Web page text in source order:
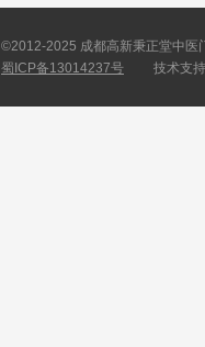
©2012-2025 成都高新秉正堂中医
蜀ICP备13014237号
技术支持